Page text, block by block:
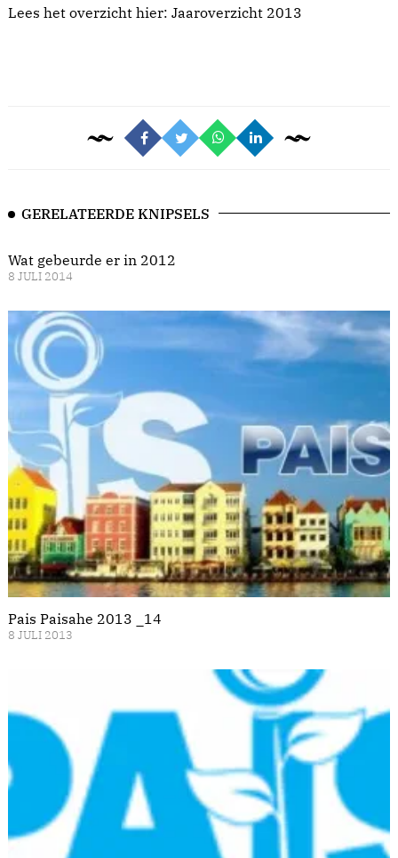
Lees het overzicht hier: Jaaroverzicht 2013
GERELATEERDE KNIPSELS
Wat gebeurde er in 2012
8 JULI 2014
Pais Paisahe 2013 _14
8 JULI 2013